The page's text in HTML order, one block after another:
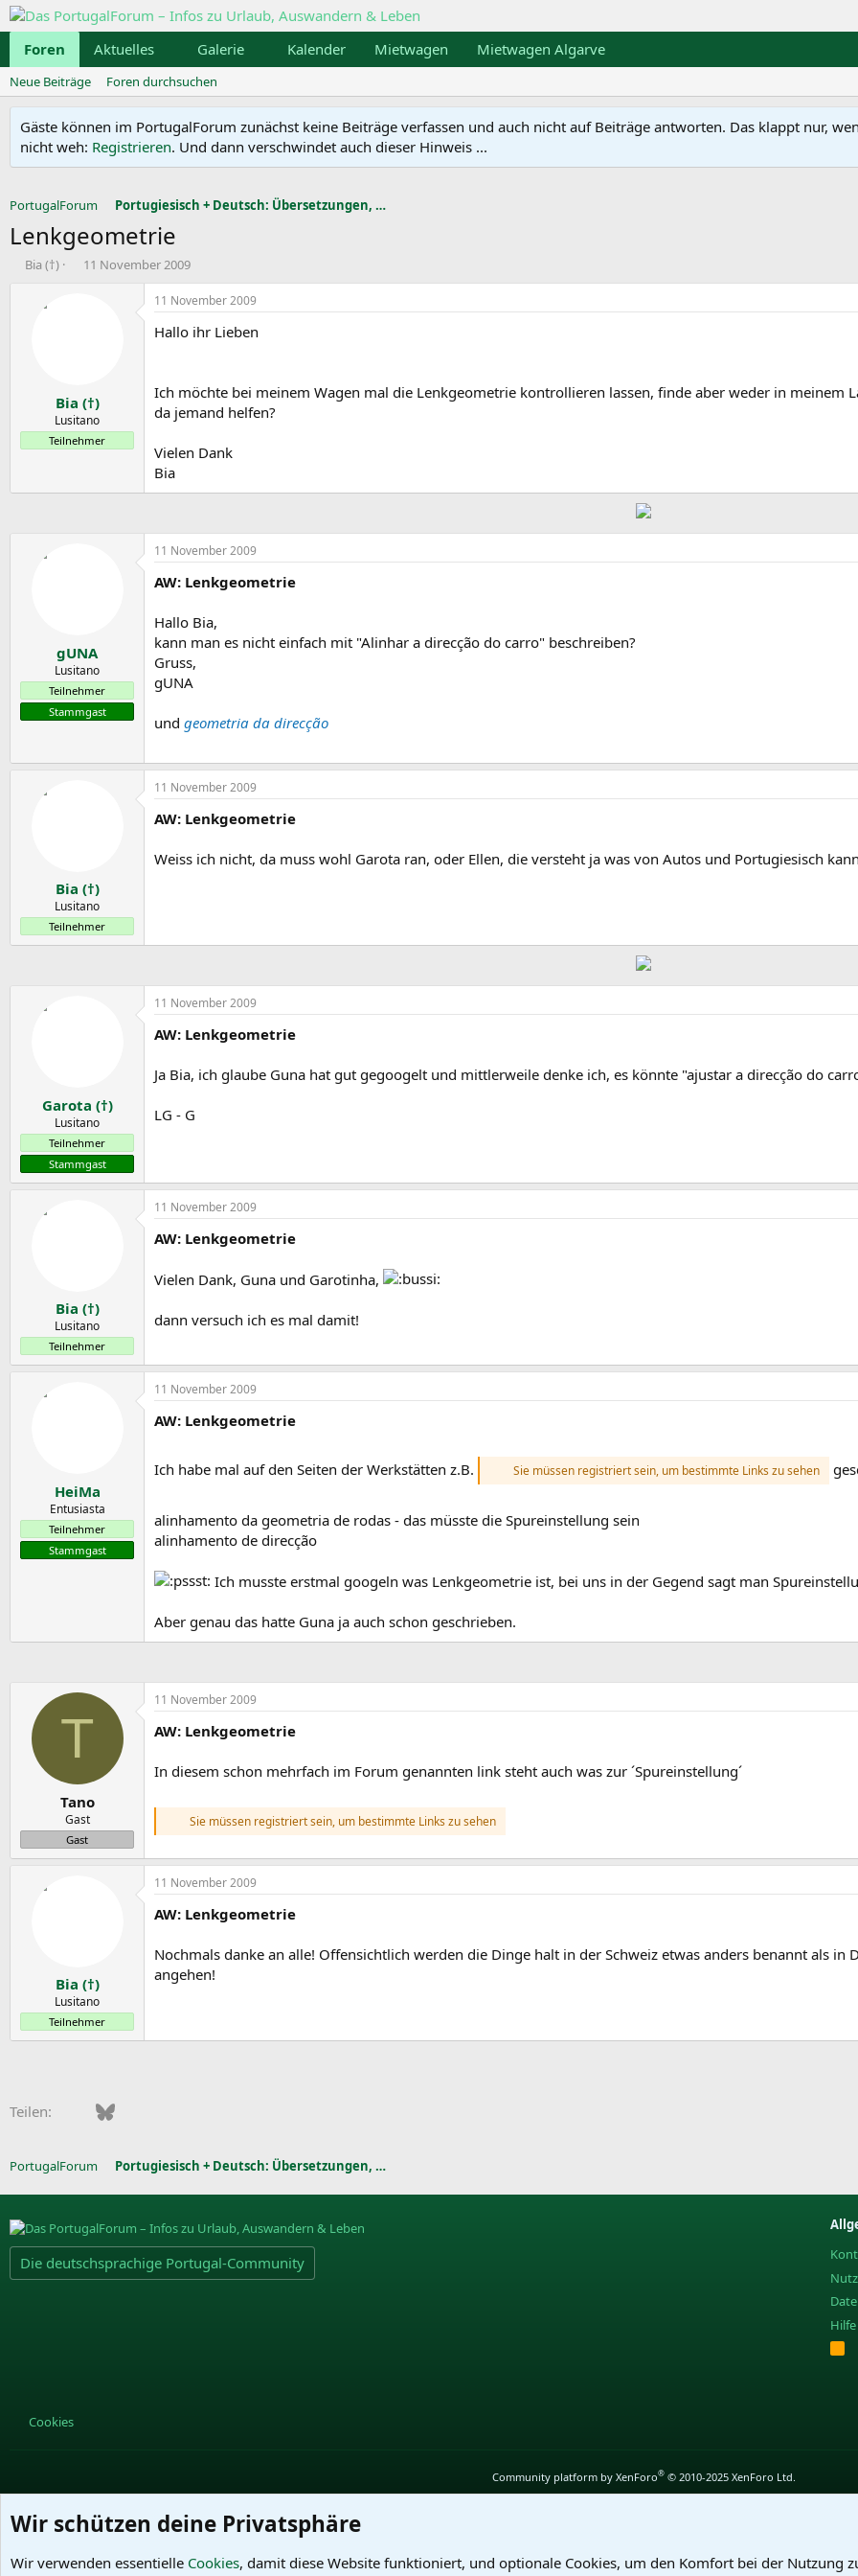
Foren Aktuelles Galerie Kalender Mietwagen Mietwagen Algarve
Neue Beiträge Foren durchsuchen
Gäste können im PortugalForum zunächst keine Beiträge verfassen und auch nicht auf Beiträge antworten. Das klappt nur,
nicht weh: Registrieren. Und dann verschwindet auch dieser Hinweis ...
PortugalForum Portugiesisch + Deutsch: Übersetzungen, Grammatik,
Lenkgeometrie
E
Bia (†)
E
a
m
11 November 2009
Bia (†)
Lusitano
Teilnehmer
11 November 2009
Hallo ihr Lieben
Ich möchte bei meinem Wagen mal die Lenkgeometrie kontrollieren lassen, finde aber weder in meinem
da jemand helfen?
Vielen Dank
Bia
gUNA
Lusitano
Teilnehmer
Stammgast
11 November 2009
AW: Lenkgeometrie
Hallo Bia,
kann man es nicht einfach mit "Alinhar a direcção do carro" beschreiben?
Gruss,
gUNA
und geometria da direcção
Bia (†)
Lusitano
Teilnehmer
11 November 2009
AW: Lenkgeometrie
Weiss ich nicht, da muss wohl Garota ran, oder Ellen, die versteht ja was von Autos und Portugiesisch
Garota (†)
Lusitano
Teilnehmer
Stammgast
11 November 2009
AW: Lenkgeometrie
Ja Bia, ich glaube Guna hat gut gegoogelt und mittlerweile denke ich, es könnte "ajustar a direcção do
LG - G
Bia (†)
Lusitano
Teilnehmer
11 November 2009
AW: Lenkgeometrie
Vielen Dank, Guna und Garotinha,
dann versuch ich es mal damit!
HeiMa
Entusiasta
Teilnehmer
Stammgast
11 November 2009
AW: Lenkgeometrie
Ich habe mal auf den Seiten der Werkstätten z.B. Sie müssen registriert sein, um bestimmte Links zu sehen
alinhamento da geometria de rodas - das müsste die Spureinstellung sein
alinhamento de direcção
Ich musste erstmal googeln was Lenkgeometrie ist, bei uns in der Gegend sagt man
Aber genau das hatte Guna ja auch schon geschrieben.
T
Tano
Gast
Gast
11 November 2009
AW: Lenkgeometrie
In diesem schon mehrfach im Forum genannten link steht auch was zur ´Spureinstellung´
Sie müssen registriert sein, um bestimmte Links zu sehen
Bia (†)
Lusitano
Teilnehmer
11 November 2009
AW: Lenkgeometrie
Nochmals danke an alle! Offensichtlich werden die Dinge halt in der Schweiz etwas anders benannt als in
angehen!
Teilen: FacebookBluesky
PortugalForum Portugiesisch + Deutsch: Übersetzungen, Grammatik,
Die deutschsprachige Portugal-Community
R
Cookies
Community platform by XenForo® © 2010-2025 XenForo Ltd.
Wir schützen deine Privatsphäre
Wir verwenden essentielle Cookies, damit diese Website funktioniert, und optionale Cookies, um den Komfort bei der Nutzung